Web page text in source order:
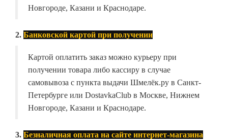
Новгороде, Казани и Краснодаре.
2. Банковской картой при получении
Картой оплатить заказ можно курьеру при
получении товара либо кассиру в случае
самовывоза с пункта выдачи Шмелёк.ру в Санкт-
Петербурге или DostavkaClub в Москве, Нижнем
Новгороде, Казани и Краснодаре.
3. Безналичная оплата на сайте интернет-магазина